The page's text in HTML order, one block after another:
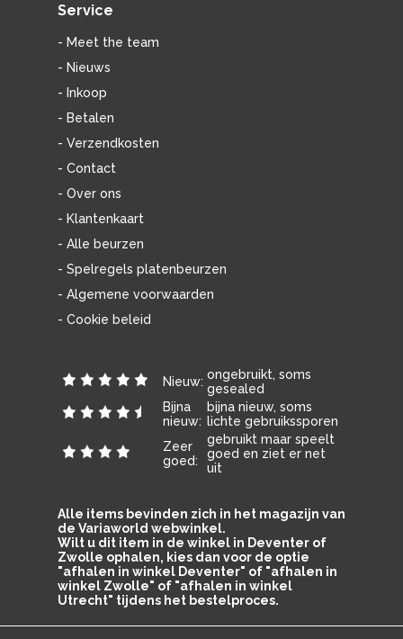
Service
- Meet the team
- Nieuws
- Inkoop
- Betalen
- Verzendkosten
- Contact
- Over ons
- Klantenkaart
- Alle beurzen
- Spelregels platenbeurzen
- Algemene voorwaarden
- Cookie beleid
Nieuw: ongebruikt, soms
gesealed
Bijna
nieuw:
bijna nieuw, soms
lichte gebruikssporen
Zeer
goed:
gebruikt maar speelt
goed en ziet er net
uit
Alle items bevinden zich in het magazijn van
de Variaworld webwinkel.
Wilt u dit item in de winkel in Deventer of
Zwolle ophalen, kies dan voor de optie
"afhalen in winkel Deventer" of "afhalen in
winkel Zwolle" of "afhalen in winkel
Utrecht" tijdens het bestelproces.